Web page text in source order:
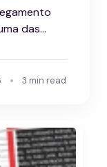
das...
• 3 min read